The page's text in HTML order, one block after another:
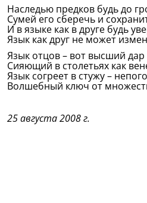
Наследью предков будь до
Сумей его сберечь и
И в языке как в друге будь
Язык как друг не может
Язык отцов – вот высший дар
Сияющий в столетьях как
Язык согреет в стужу –
Волшебный ключ от
25 августа 2008 г.